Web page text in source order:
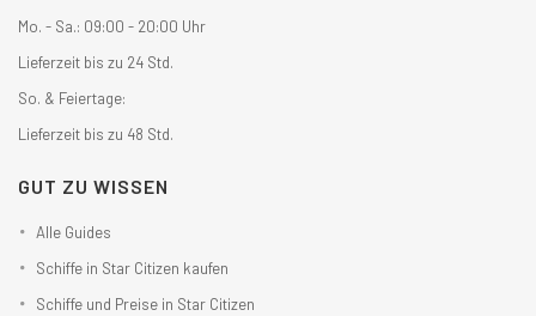
Mo. - Sa.: 09:00 - 20:00 Uhr
Lieferzeit bis zu 24 Std.
So. & Feiertage:
Lieferzeit bis zu 48 Std.
GUT ZU WISSEN
Alle Guides
Schiffe in Star Citizen kaufen
Schiffe und Preise in Star Citizen